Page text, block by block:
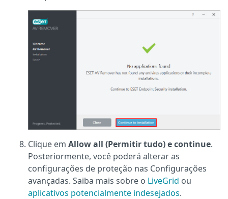
Clique em Allow all (Permitir tudo) e continue.
Posteriormente, você poderá alterar as
configurações de proteção nas Configurações
avançadas. Saiba mais sobre o LiveGrid ou
aplicativos potencialmente indesejados.